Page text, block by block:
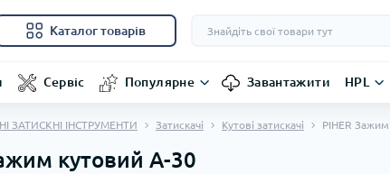
Каталог товарів
Сервіс Популярне Завантажити HPL
ЗАТИСКНІ ІНСТРУМЕНТИ Затискачі Кутові затискачі PIHER
кутовий A-30